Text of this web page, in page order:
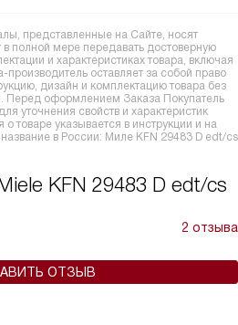
представленные на Сайте, носят
в полной мере передавать достоверную
и характеристиках товара, включая
оставляет за собой право
дизайн и комплектацию товара без
Перед оформлением Заказа Покупатель
уточнения свойств и характеристик
товаре указывается в инструкции и на
в России: Миле KFN 29483 D edt/cs
KFN 29483 D edt/cs
2 отзыва
ОТЗЫВ